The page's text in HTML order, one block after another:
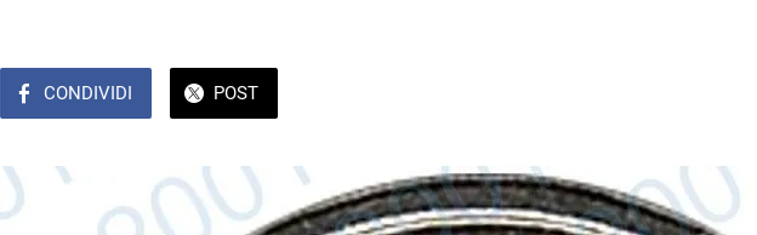
CONDIVIDI POST